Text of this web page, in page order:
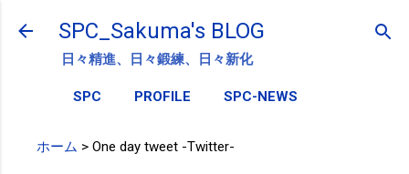
スキップしてメイン コンテンツに移動
SPC_Sakuma's BLOG
日々精進、日々鍛練、日々新化
SPC PROFILE SPC-NEWS
ホーム > One day tweet -Twitter-